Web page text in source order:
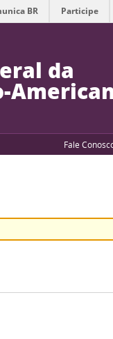
BR Participe
da
Fale